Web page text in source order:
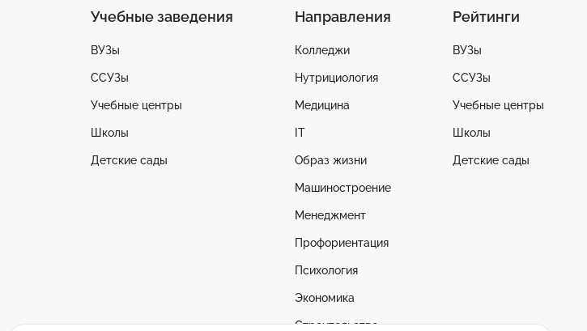
Учебные заведения
ВУЗы
ССУЗы
Учебные центры
Школы
Детские сады
Направления
Колледжи
Нутрициология
Медицина
IT
Образ жизни
Машиностроение
Менеджмент
Профориентация
Психология
Экономика
Строительство
Рейтинги
ВУЗы
ССУЗы
Учебные центры
Школы
Детские сады